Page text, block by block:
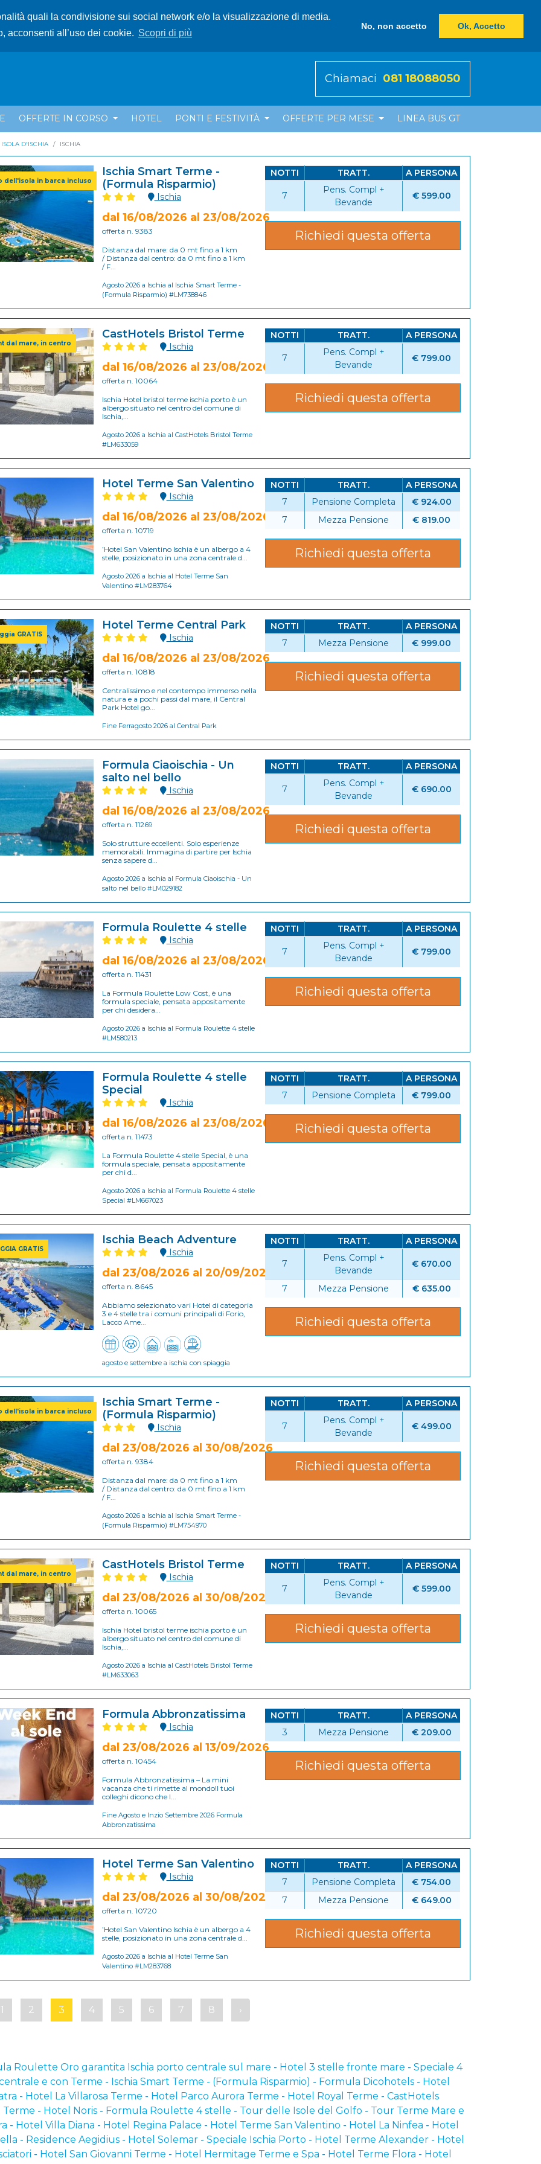
quali la condivisione sui social network e/o la visualizzazione di media.
acconsenti all’uso dei cookie. Scopri di più
No, non accetto Ok, Accetto
Chiamaci 081 18088050
OFFERTE IN CORSO HOTEL PONTI E FESTIVITÀ OFFERTE PER MESE LINEA BUS GT
ISOLA D'ISCHIA ISCHIA
dell'isola in barca incluso
Ischia Smart Terme -
(Formula Risparmio)
Ischia
dal 16/08/2026 al 23/08/2026
offerta n. 9383
Distanza dal mare: da 0 mt fino a 1 km
/ Distanza dal centro: da 0 mt fino a 1 km
/ F...
Agosto 2026 a Ischia al Ischia Smart Terme -
(Formula Risparmio) #LM738846
NOTTI TRATT. A PERSONA
7
Pens. Compl +
Bevande
€ 599.00
Richiedi questa offerta
dal mare, in centro
CastHotels Bristol Terme
Ischia
dal 16/08/2026 al 23/08/2026
offerta n. 10064
Ischia Hotel bristol terme ischia porto è un
albergo situato nel centro del comune di
Ischia,...
Agosto 2026 a Ischia al CastHotels Bristol Terme
#LM633059
NOTTI TRATT. A PERSONA
7
Pens. Compl +
Bevande
€ 799.00
Richiedi questa offerta
Hotel Terme San Valentino
Ischia
dal 16/08/2026 al 23/08/2026
offerta n. 10719
’Hotel San Valentino Ischia è un albergo a 4
stelle, posizionato in una zona centrale d...
Agosto 2026 a Ischia al Hotel Terme San
Valentino #LM283764
NOTTI TRATT.
A PERSONA
7
Pensione Completa
€ 924.00
7
Mezza Pensione € 819.00
Richiedi questa offerta
GRATIS
Hotel Terme Central Park
Ischia
dal 16/08/2026 al 23/08/2026
offerta n. 10818
Centralissimo e nel contempo immerso nella
natura e a pochi passi dal mare, il Central
Park Hotel go...
Fine Ferragosto 2026 al Central Park
NOTTI TRATT.
A PERSONA
7
Mezza Pensione € 999.00
Richiedi questa offerta
Formula Ciaoischia - Un
salto nel bello
Ischia
dal 16/08/2026 al 23/08/2026
offerta n. 11269
Solo strutture eccellenti. Solo esperienze
memorabili. Immagina di partire per Ischia
senza sapere d...
Agosto 2026 a Ischia al Formula Ciaoischia - Un
salto nel bello #LM029182
NOTTI TRATT. A PERSONA
7
Pens. Compl +
Bevande
€ 690.00
Richiedi questa offerta
Formula Roulette 4 stelle
Ischia
dal 16/08/2026 al 23/08/2026
offerta n. 11431
La Formula Roulette Low Cost, è una
formula speciale, pensata appositamente
per chi desidera...
Agosto 2026 a Ischia al Formula Roulette 4 stelle
#LM580213
NOTTI TRATT. A PERSONA
7
Pens. Compl +
Bevande
€ 799.00
Richiedi questa offerta
Formula Roulette 4 stelle
Special
Ischia
dal 16/08/2026 al 23/08/2026
offerta n. 11473
La Formula Roulette 4 stelle Special, è una
formula speciale, pensata appositamente
per chi d...
Agosto 2026 a Ischia al Formula Roulette 4 stelle
Special #LM667023
NOTTI TRATT.
A PERSONA
7
Pensione Completa € 799.00
Richiedi questa offerta
GRATIS
Ischia Beach Adventure
Ischia
dal 23/08/2026 al 20/09/2026
offerta n. 8645
Abbiamo selezionato vari Hotel di categoria
3 e 4 stelle tra i comuni principali di Forio,
Lacco Ame...
agosto e settembre a ischia con spiaggia
NOTTI TRATT. A PERSONA
7
Pens. Compl +
Bevande
€ 670.00
7 Mezza Pensione € 635.00
Richiedi questa offerta
dell'isola in barca incluso
Ischia Smart Terme -
(Formula Risparmio)
Ischia
dal 23/08/2026 al 30/08/2026
offerta n. 9384
Distanza dal mare: da 0 mt fino a 1 km
/ Distanza dal centro: da 0 mt fino a 1 km
/ F...
Agosto 2026 a Ischia al Ischia Smart Terme -
(Formula Risparmio) #LM754970
NOTTI TRATT. A PERSONA
7
Pens. Compl +
Bevande
€ 499.00
Richiedi questa offerta
dal mare, in centro
CastHotels Bristol Terme
Ischia
dal 23/08/2026 al 30/08/2026
offerta n. 10065
Ischia Hotel bristol terme ischia porto è un
albergo situato nel centro del comune di
Ischia,...
Agosto 2026 a Ischia al CastHotels Bristol Terme
#LM633063
NOTTI TRATT. A PERSONA
7
Pens. Compl +
Bevande
€ 599.00
Richiedi questa offerta
Formula Abbronzatissima
Ischia
dal 23/08/2026 al 13/09/2026
offerta n. 10454
Formula Abbronzatissima – La mini
vacanza che ti rimette al mondo!I tuoi
colleghi dicono che l...
Fine Agosto e Inzio Settembre 2026 Formula
Abbronzatissima
NOTTI TRATT.
A PERSONA
3
Mezza Pensione € 209.00
Richiedi questa offerta
Hotel Terme San Valentino
Ischia
dal 23/08/2026 al 30/08/2026
offerta n. 10720
’Hotel San Valentino Ischia è un albergo a 4
stelle, posizionato in una zona centrale d...
Agosto 2026 a Ischia al Hotel Terme San
Valentino #LM283768
NOTTI TRATT.
A PERSONA
7
Pensione Completa
€ 754.00
7
Mezza Pensione € 649.00
Richiedi questa offerta
1 2 3 4 5 6 7 8 ›
Roulette Oro garantita Ischia porto centrale sul mare - Hotel 3 stelle fronte mare - Speciale 4
e con Terme - Ischia Smart Terme - (Formula Risparmio) - Formula Dicohotels - Hotel
- Hotel La Villarosa Terme - Hotel Parco Aurora Terme - Hotel Royal Terme - CastHotels
Terme - Hotel Noris - Formula Roulette 4 stelle - Tour delle Isole del Golfo - Tour Terme Mare e
- Hotel Villa Diana - Hotel Regina Palace - Hotel Terme San Valentino - Hotel La Ninfea - Hotel
- Residence Aegidius - Hotel Solemar - Speciale Ischia Porto - Hotel Terme Alexander - Hotel
- Hotel San Giovanni Terme - Hotel Hermitage Terme e Spa - Hotel Terme Flora - Hotel